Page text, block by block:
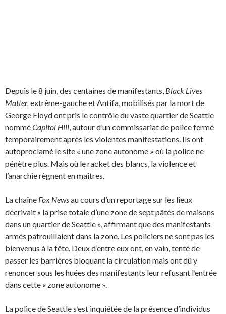
Depuis le 8 juin, des centaines de manifestants, Black Lives
Matter, extrême-gauche et Antifa, mobilisés par la mort de
George Floyd ont pris le contrôle du vaste quartier de Seattle
nomméCapitol Hill, autour d’un commissariat de police fermé
temporairement après les violentes manifestations. Ils ont
autoproclamé le site « une zone autonome » où la police ne
pénètre plus. Mais où le racket des blancs, la violence et
l’anarchie règnent en maîtres.
La chaîne Fox Newsau cours d’un reportage sur les lieux
décrivait « la prise totale d’une zone de sept pâtés de maisons
dans un quartier de Seattle », affirmant que des manifestants
armés patrouillaient dans la zone. Les policiers ne sont pas les
bienvenus à la fête. Deux d’entre eux ont, en vain, tenté de
passer les barrières bloquant la circulation mais ont dû y
renoncer sous les huées des manifestants leur refusant l’entrée
dans cette « zone autonome ».
La police de Seattle s’est inquiétée de la présence d’individus